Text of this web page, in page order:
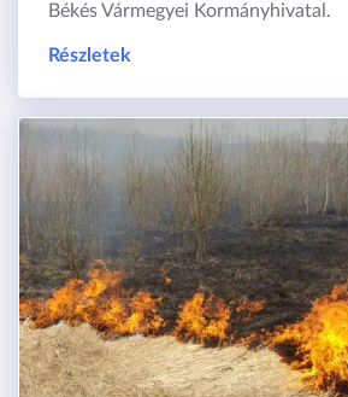
Békés Vármegyei Kormányhivatal.
Részletek